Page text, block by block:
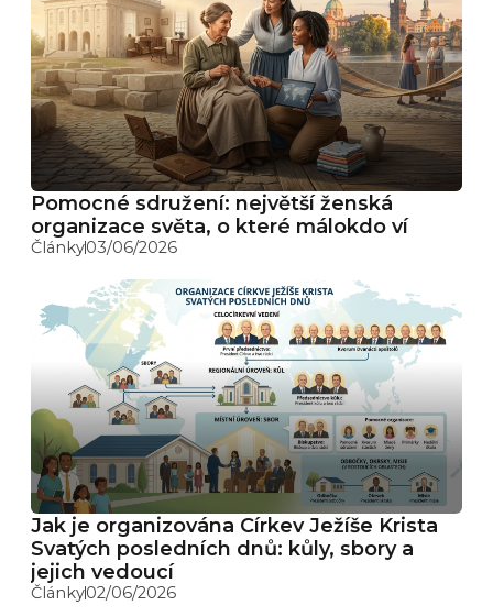
Pomocné sdružení: největší ženská
organizace světa, o které málokdo ví
Články03/06/2026
Jak je organizována Církev Ježíše Krista
Svatých posledních dnů: kůly, sbory a
jejich vedoucí
Články02/06/2026